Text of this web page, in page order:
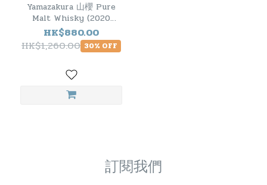
Yamazakura 山櫻 Pure
Malt Whisky (2020
Edition)
HK$880.00
HK$1,260.00 30% OFF
訂閱我們